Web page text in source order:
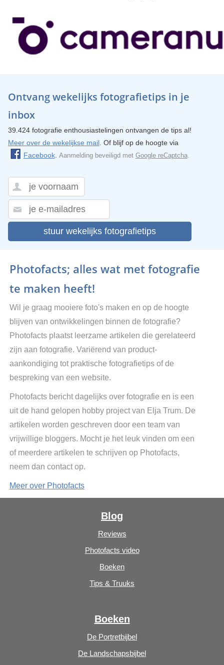
Ontvang wekelijks fotografietips in je
inbox
39.424 fotografie enthousiastelingen ontvangen de tips al!
Meer over de wekelijkse mail. Of blijf op de hoogte via
Facebook. Aanmelding beveiligd met Google reCaptcha.
stuur wekelijks fotografietips
Photofacts; alles wat met fotografie
te maken heeft!
Wil je graag mooiere foto's maken en op de hoogte
blijven van ontwikkelingen binnen de fotografie?
Photofacts plaatst leerzame artikelen die gerelateerd
zijn aan fotografie. Variërend van product-
aankondiging tot praktische fotografietips of de
bespreking van een website.
Photofacts bericht dagelijks over fotografie en is een
uit de hand gelopen hobby project van Elja Trum. De
artikelen worden geschreven door een team van
vrijwillige bloggers. Mocht je het leuk vinden om een
of meerdere artikelen te schrijven op Photofacts,
neem dan contact op.
Meer over Photofacts
Blog
Reviews
Photofacts video
Boeken
Tips & Truuks
Boeken
De Portretbijbel
De Landschapsbijbel